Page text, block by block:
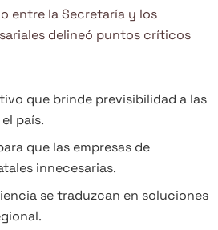
entre la Secretaría y los
delineó puntos críticos
que brinde previsibilidad a las
país.
que las empresas de
innecesarias.
se traduzcan en soluciones